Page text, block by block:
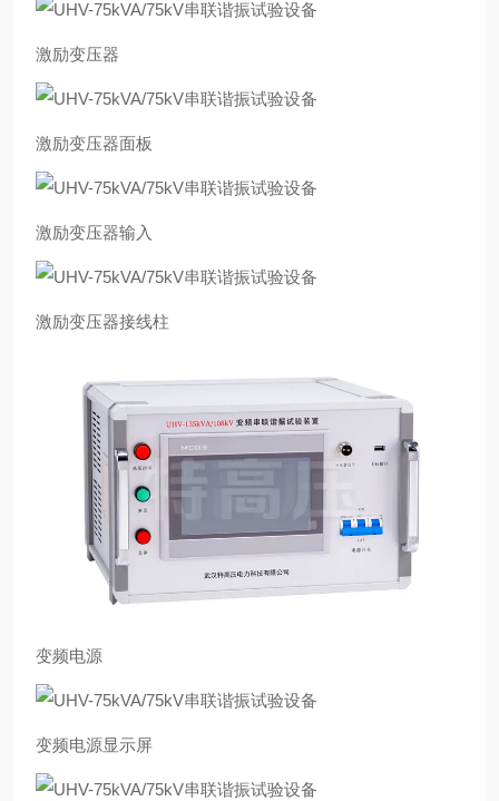
激励变压器
激励变压器面板
激励变压器输入
激励变压器接线柱
变频电源
变频电源显示屏